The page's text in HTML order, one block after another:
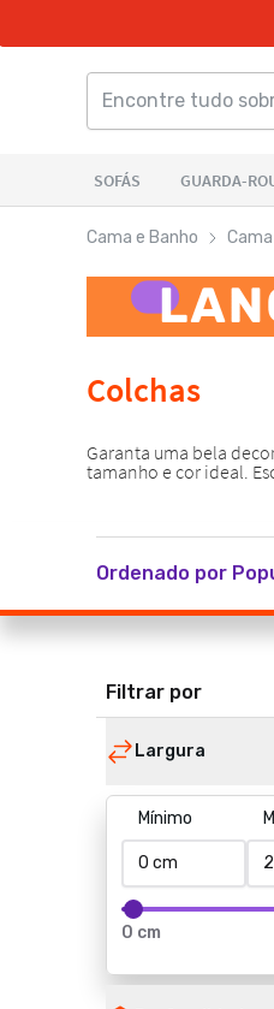
Cama e Banho Cama
Ordenado por
Filtrar por
Largura
Mínimo
0 cm